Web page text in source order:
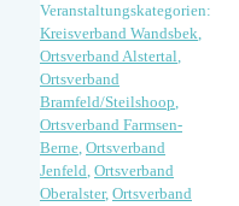
Veranstaltungskategorien:
Kreisverband Wandsbek,
Ortsverband Alstertal,
Ortsverband
Bramfeld/Steilshoop,
Ortsverband Farmsen-
Berne, Ortsverband
Jenfeld, Ortsverband
Oberalster, Ortsverband